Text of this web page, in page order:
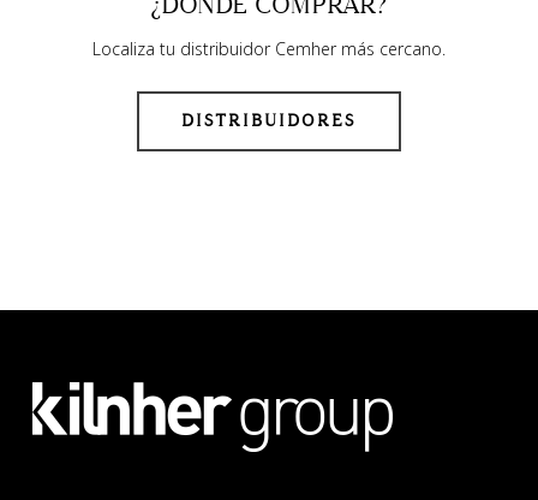
Localiza tu distribuidor Cemher más cercano.
DISTRIBUIDORES